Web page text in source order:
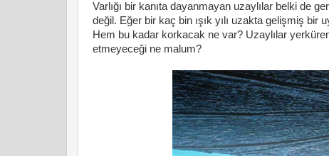
Varlığı bir kanıta dayanmayan uzaylılar belki de
değil. Eğer bir kaç bin ışık yılı uzakta gelişmiş
Hem bu kadar korkacak ne var? Uzaylılar
etmeyeceği ne malum?